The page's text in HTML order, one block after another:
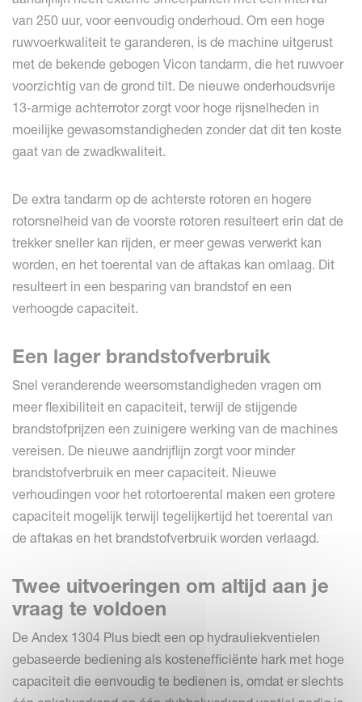
van 250 uur, voor eenvoudig onderhoud. Om een hoge
ruwvoerkwaliteit te garanderen, is de machine uitgerust
met de bekende gebogen Vicon tandarm, die het ruwvoer
voorzichtig van de grond tilt. De nieuwe onderhoudsvrije
13-armige achterrotor zorgt voor hoge rijsnelheden in
moeilijke gewasomstandigheden zonder dat dit ten koste
gaat van de zwadkwaliteit.
De extra tandarm op de achterste rotoren en hogere
rotorsnelheid van de voorste rotoren resulteert erin dat de
trekker sneller kan rijden, er meer gewas verwerkt kan
worden, en het toerental van de aftakas kan omlaag. Dit
resulteert in een besparing van brandstof en een
verhoogde capaciteit.
Een lager brandstofverbruik
Snel veranderende weersomstandigheden vragen om
meer flexibiliteit en capaciteit, terwijl de stijgende
brandstofprijzen een zuinigere werking van de machines
vereisen. De nieuwe aandrijflijn zorgt voor minder
brandstofverbruik en meer capaciteit. Nieuwe
verhoudingen voor het rotortoerental maken een grotere
capaciteit mogelijk terwijl tegelijkertijd het toerental van
de aftakas en het brandstofverbruik worden verlaagd.
Twee uitvoeringen om altijd aan je
vraag te voldoen
De Andex 1304 Plus biedt een op hydrauliekventielen
gebaseerde bediening als kostenefficiënte hark met hoge
capaciteit die eenvoudig te bedienen is, omdat er slechts